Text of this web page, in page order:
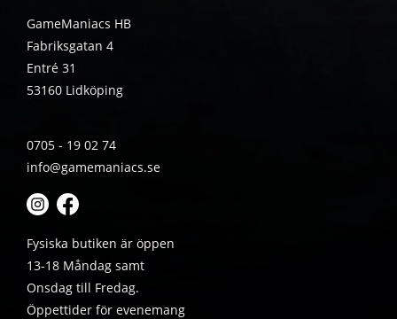
GameManiacs HB
Fabriksgatan 4
Entré 31
53160 Lidköping
0705 - 19 02 74
info@gamemaniacs.se
Fysiska butiken är öppen
13-18 Måndag samt
Onsdag till Fredag.
Öppettider för evenemang